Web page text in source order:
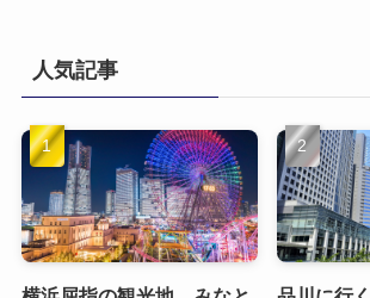
人気記事